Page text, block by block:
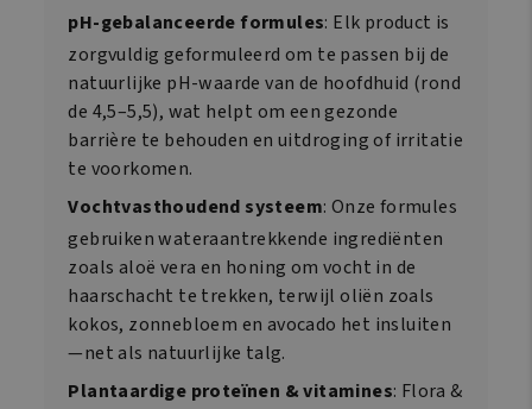
pH-gebalanceerde formules: Elk product is
zorgvuldig geformuleerd om te passen bij de
natuurlijke pH-waarde van de hoofdhuid (rond
de 4,5–5,5), wat helpt om een gezonde
barrière te behouden en uitdroging of irritatie
te voorkomen.
Vochtvasthoudend systeem: Onze formules
gebruiken wateraantrekkende ingrediënten
zoals aloë vera en honing om vocht in de
haarschacht te trekken, terwijl oliën zoals
kokos, zonnebloem en avocado het insluiten
—net als natuurlijke talg.
Plantaardige proteïnen & vitamines: Flora &